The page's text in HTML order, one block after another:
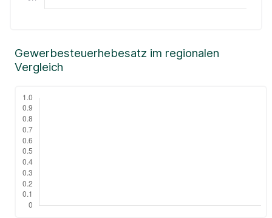
Gewerbesteuerhebesatz im regionalen
Vergleich